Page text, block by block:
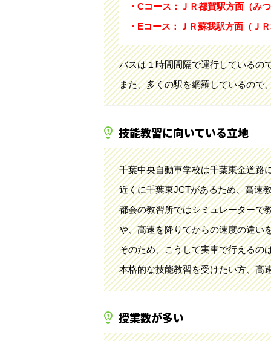
・Cコース：ＪＲ都賀駅方面（み
・Eコース：ＪＲ蘇我駅方面（Ｊ
バスは１時間間隔で運行しているの
また、多くの駅を網羅しているので
技能教習に向いている立地
千葉中央自動車学校は千葉東金道路
近くに千葉東JCTがあるため、高速
都会の教習所ではシミュレーターで
や、高速を降りてからの速度の違い
そのため、こうして実車で行えるの
本格的な技能教習を受けたい方、高
授業数が多い